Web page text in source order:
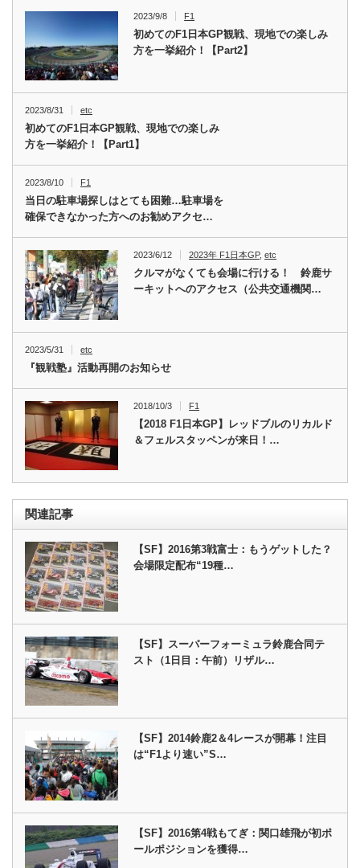
2023/9/8 F1
初めてのF1日本GP観戦、現地での楽しみ
方を一挙紹介！【Part2】
2023/8/31 etc
初めてのF1日本GP観戦、現地での楽しみ
方を一挙紹介！【Part1】
2023/8/10 F1
当日の駐車場探しはとても困難…駐車場を
確保できなかった方へのお勧めアクセ…
2023/6/12 2023年 F1日本GP,etc
クルマがなくても会場に行ける！ 鈴鹿サ
ーキットへのアクセス（公共交通機関…
2023/5/31 etc
『観戦塾』活動再開のお知らせ
2018/10/3 F1
【2018 F1日本GP】レッドブルのリカルド
＆フェルスタッペンが来日！…
関連記事
【SF】2016第3戦富士：もうゲットした？
会場限定配布“19種…
【SF】スーパーフォーミュラ鈴鹿合同テ
スト（1日目：午前）リザル…
【SF】2014鈴鹿2＆4レースが開幕！注目
は“F1より速い”S…
【SF】2016第4戦もてぎ：関口雄飛が初ポ
ールポジションを獲得…